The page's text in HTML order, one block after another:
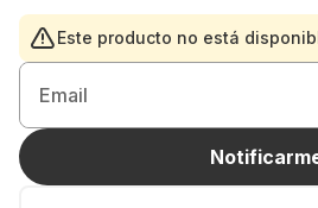
Este producto no está
Email